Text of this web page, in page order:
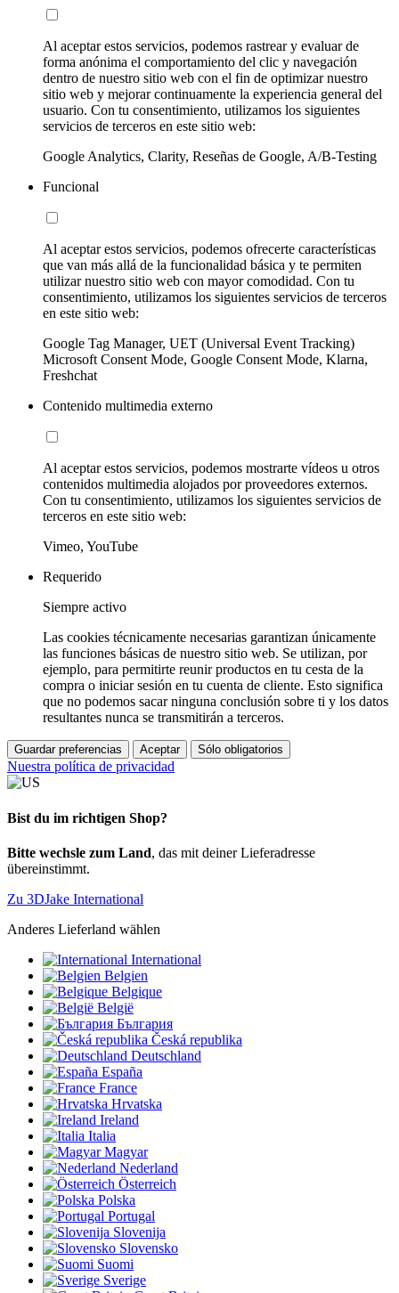
Al aceptar estos servicios, podemos rastrear y evaluar de
forma anónima el comportamiento del clic y navegación
dentro de nuestro sitio web con el fin de optimizar nuestro
sitio web y mejorar continuamente la experiencia general del
usuario. Con tu consentimiento, utilizamos los siguientes
servicios de terceros en este sitio web:
Google Analytics, Clarity, Reseñas de Google, A/B-Testing
Funcional
Al aceptar estos servicios, podemos ofrecerte características
que van más allá de la funcionalidad básica y te permiten
utilizar nuestro sitio web con mayor comodidad. Con tu
consentimiento, utilizamos los siguientes servicios de terceros
en este sitio web:
Google Tag Manager, UET (Universal Event Tracking)
Microsoft Consent Mode, Google Consent Mode, Klarna,
Freshchat
Contenido multimedia externo
Al aceptar estos servicios, podemos mostrarte vídeos u otros
contenidos multimedia alojados por proveedores externos.
Con tu consentimiento, utilizamos los siguientes servicios de
terceros en este sitio web:
Vimeo, YouTube
Requerido
Siempre activo
Las cookies técnicamente necesarias garantizan únicamente
las funciones básicas de nuestro sitio web. Se utilizan, por
ejemplo, para permitirte reunir productos en tu cesta de la
compra o iniciar sesión en tu cuenta de cliente. Esto significa
que no podemos sacar ninguna conclusión sobre ti y los datos
resultantes nunca se transmitirán a terceros.
Guardar preferencias Aceptar Sólo obligatorios
Nuestra política de privacidad
Bist du im richtigen Shop?
Bitte wechsle zum Land, das mit deiner Lieferadresse
übereinstimmt.
Zu 3DJake International
Anderes Lieferland wählen
International
Belgien
Belgique
België
България
Česká republika
Deutschland
España
France
Hrvatska
Ireland
Italia
Magyar
Nederland
Österreich
Polska
Portugal
Slovenija
Slovensko
Suomi
Sverige